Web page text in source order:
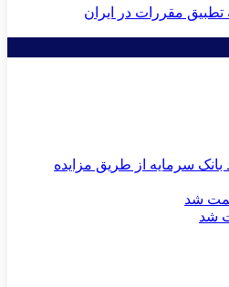
تطبیق مقررات در ایران
بانک سرمایه از طریق مزایده